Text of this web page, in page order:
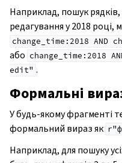
Наприклад, пошук рядків,
редагування у 2018
change_time:2018 AND
або change_time:2018
edit" .
Формальні
У будь-якому фрагменті
формальний вираз як
Наприклад, для пошуку